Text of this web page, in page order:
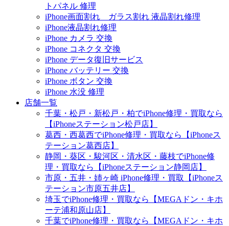
トパネル 修理
iPhone画面割れ ガラス割れ 液晶割れ修理
iPhone液晶割れ修理
iPhone カメラ 交換
iPhone コネクタ 交換
iPhone データ復旧サービス
iPhone バッテリー 交換
iPhone ボタン 交換
iPhone 水没 修理
店舗一覧
千葉・松戸・新松戸・柏でiPhone修理・買取なら
【iPhoneステーション松戸店】
葛西・西葛西でiPhone修理・買取なら【iPhoneス
テーション葛西店】
静岡・葵区・駿河区・清水区・藤枝でiPhone修
理・買取なら【iPhoneステーション静岡店】
市原・五井・姉ヶ崎 iPhone修理・買取【iPhoneス
テーション市原五井店】
埼玉でiPhone修理・買取なら【MEGAドン・キホ
ーテ浦和原山店】
千葉でiPhone修理・買取なら【MEGAドン・キホ